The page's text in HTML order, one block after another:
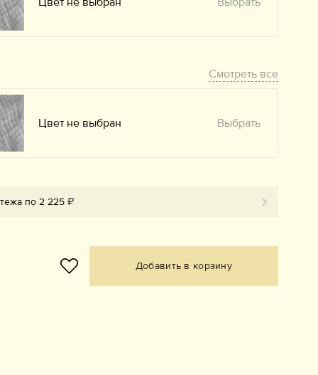
Смотреть все
Цвет не выбран Выбрать
по 2 225 ₽
Добавить в корзину